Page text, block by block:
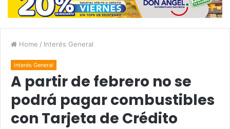
Home / Interés General
Interés General
A partir de febrero no se
podrá pagar combustibles
con Tarjeta de Crédito